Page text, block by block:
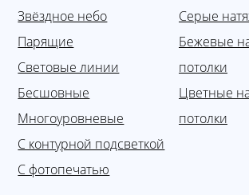
Звёздное небо
Парящие
Световые линии
Бесшовные
Многоуровневые
С контурной подсветкой
С фотопечатью
Серые
Бежевые
потолки
Цветные
потолки